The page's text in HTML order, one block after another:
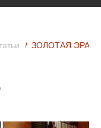
ЗОЛОТАЯ ЭРА